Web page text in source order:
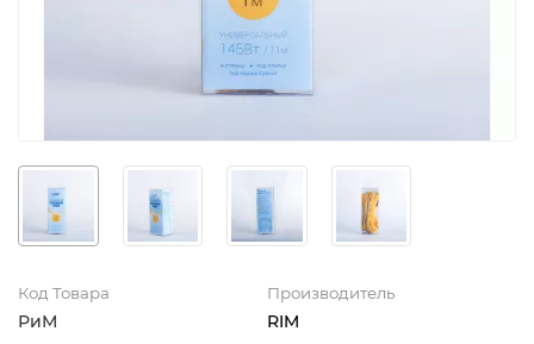
Код Товара
РиМ
Производитель
RIM